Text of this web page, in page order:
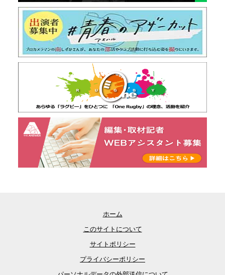
ホーム
このサイトについて
サイトポリシー
プライバシーポリシー